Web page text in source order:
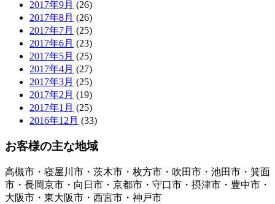
2017年9月 (26)
2017年8月 (26)
2017年7月 (25)
2017年6月 (23)
2017年5月 (25)
2017年4月 (27)
2017年3月 (25)
2017年2月 (19)
2017年1月 (25)
2016年12月 (33)
お客様の主な地域
高槻市・寝屋川市・茨木市・枚方市・吹田市・池田市・箕面
市・長岡京市・向日市・京都市・守口市・摂津市・豊中市・
大阪市・東大阪市・西宮市・神戸市